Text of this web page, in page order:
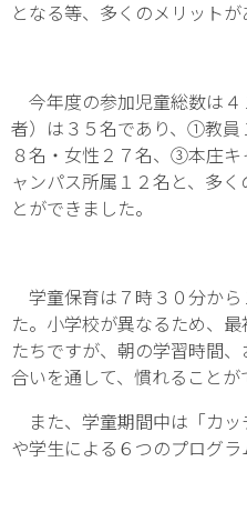
となる等、多くのメリットが
今年度の参加児童総数は
者）は３５名であり、①教
８名・女性２７名、③本庄
ャンパス所属１２名と、多
とができました。
学童保育は７時３０分か
た。小学校が異なるため、
たちですが、朝の学習時間
合いを通して、慣れることが
また、学童期間中は「カ
や学生による６つのプログラ